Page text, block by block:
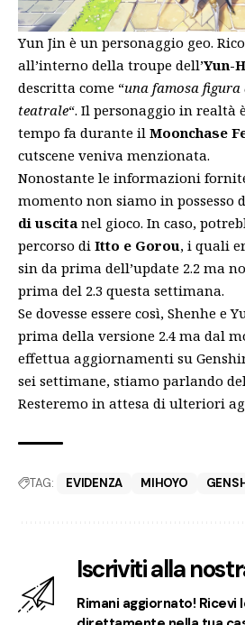
Yun Jin è un personaggio geo.
all’interno della troupe dell’Yun-
descritta come “una famosa
teatrale“. Il personaggio in realtà
tempo fa durante il Moonchase
cutscene veniva menzionata.
Nonostante le informazioni
momento non siamo in possesso
di uscita nel gioco. In caso,
percorso di Itto e Gorou, i quali
sin da prima dell’update 2.2 ma
prima del 2.3 questa settimana.
Se dovesse essere così, Shenhe e
prima della versione 2.4 ma dal
effettua aggiornamenti su
sei settimane, stiamo parlando
Resteremo in attesa di ulteriori
TAG: EVIDENZA MIHOYO
Iscriviti alla
Rimani aggiornato! Ricevi